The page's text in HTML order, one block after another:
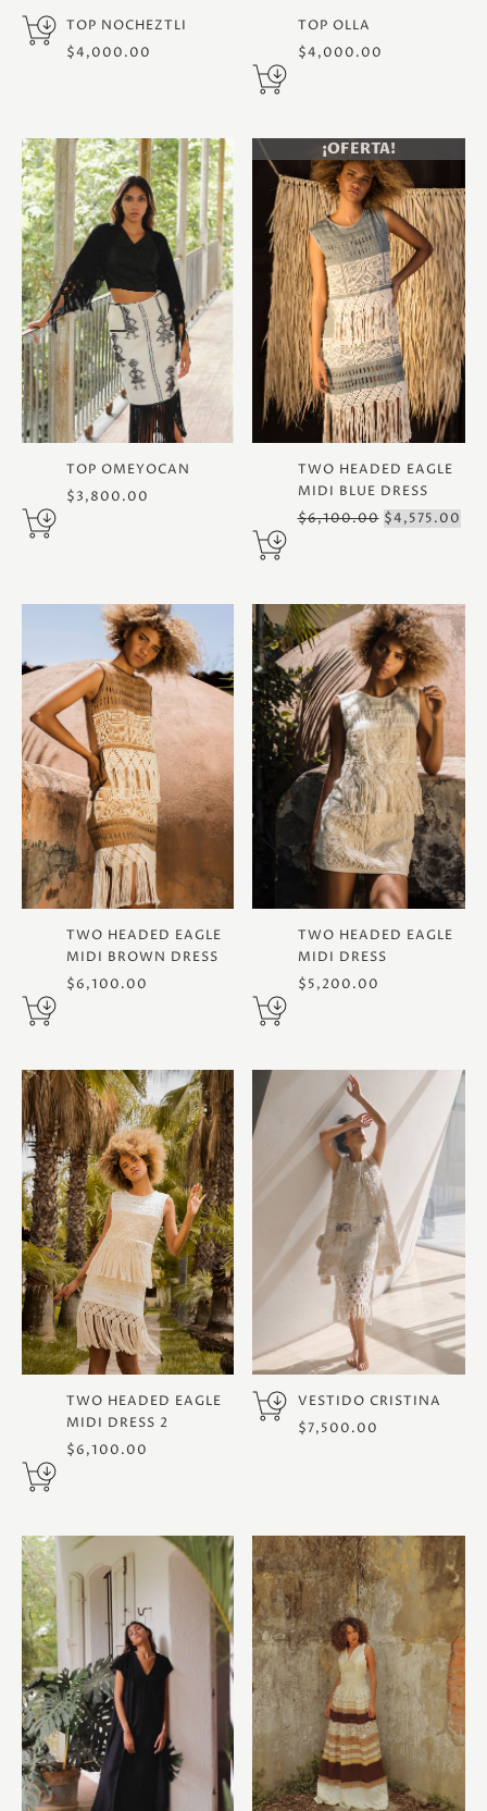
TOP NOCHEZTLI
$4,000.00
TOP OLLA
$4,000.00
TOP OMEYOCAN
$3,800.00
¡OFERTA!
TWO HEADED EAGLE
MIDI BLUE DRESS
$6,100.00 ORIGINAL
$4,575.00
TWO HEADED EAGLE
MIDI BROWN DRESS
$6,100.00
TWO HEADED EAGLE
MIDI DRESS
$5,200.00
TWO HEADED EAGLE
MIDI DRESS 2
$6,100.00
VESTIDO CRISTINA
$7,500.00